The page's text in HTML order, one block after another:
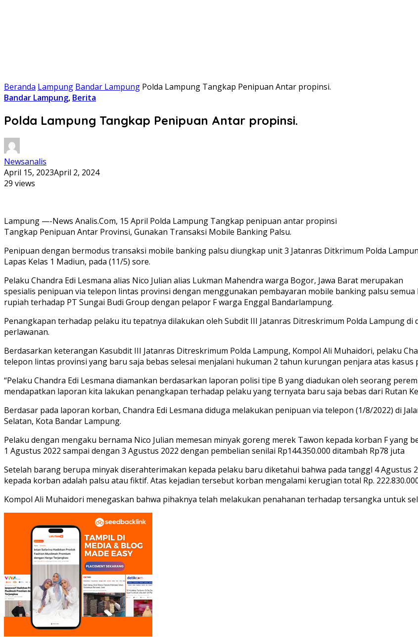
Beranda Lampung Bandar Lampung Polda Lampung Tangkap Penipuan Antar propinsi.
Bandar Lampung, Berita
Polda Lampung Tangkap Penipuan Antar propinsi.
Newsanalis
April 15, 2023April 2, 2024
29 views
Lampung —-News Analis.Com, 15 April Polda Lampung Tangkap penipuan antar propinsi
Tangkap Penipuan Antar Provinsi, Gunakan Transaksi Mobile Banking Palsu.
Penipuan dengan bermodus transaksi mobile banking palsu diungkap unit 3 Jatanras Ditkrimum Polda
Lapas Kelas 1 Madiun, pada (11/5) sore.
Pelaku Chandra Edi Lesmana alias Nico Julian alias Lukman Mahendra warga Bogor, Jawa Barat merupakan
spesialis penipuan via telepon lintas provinsi dengan menggunakan pembayaran mobile banking palsu
rupiah terhadap PT Sungai Budi Group dengan pelapor F warga Enggal Bandarlampung.
Penangkapan terhadap pelaku itu tepatnya dilakukan oleh Subdit III Jatanras Ditreskrimum Polda Lampung
perlawanan.
Berdasarkan keterangan Kasubdit III Jatanras Ditreskrimum Polda Lampung, Kompol Ali Muhaidori, pelaku
telepon lintas provinsi yang baru saja bebas selesai menjalani hukuman 2 tahun kurungan penjara atas kasus
“Pelaku Chandra Edi Lesmana diamankan berdasarkan laporan polisi tipe B yang diadukan oleh seorang
mendapatkan laporan kita lakukan penangkapan terhadap pelaku yang ternyata baru saja bebas dari Rutan
Berdasar pada laporan korban, Chandra Edi Lesmana diduga melakukan penipuan via telepon (1/8/2022) di
Selatan, Kota Bandar Lampung.
Pelaku dengan mengaku bernama Nico Julian memesan minyak goreng merek Tawon kepada korban F yang
1 Agustus 2022 sampai dengan 3 Agustus 2022 dengan pembelian senilai Rp144.350.000 ditambah Rp78 juta
Setelah barang berupa minyak diserahterimakan kepada pelaku baru diketahui bahwa pada tanggl 4
kepada korban adalah palsu atau fiktif. Atas kejadian tersebut korban mengalami kerugian total Rp.
Kompol Ali Muhaidori menegaskan bahwa pihaknya telah melakukan penahanan terhadap tersangka untuk